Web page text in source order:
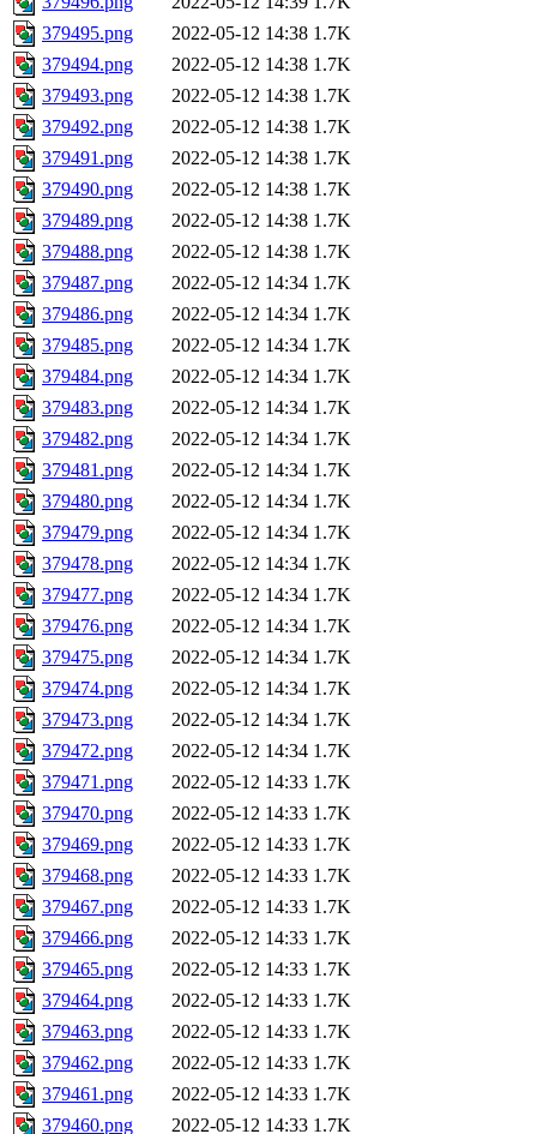
379495.png
2022-05-12 14:38 1.7K
379494.png
2022-05-12 14:38 1.7K
379493.png
2022-05-12 14:38 1.7K
379492.png
2022-05-12 14:38 1.7K
379491.png
2022-05-12 14:38 1.7K
379490.png
2022-05-12 14:38 1.7K
379489.png
2022-05-12 14:38 1.7K
379488.png
2022-05-12 14:38 1.7K
379487.png
2022-05-12 14:34 1.7K
379486.png
2022-05-12 14:34 1.7K
379485.png
2022-05-12 14:34 1.7K
379484.png
2022-05-12 14:34 1.7K
379483.png
2022-05-12 14:34 1.7K
379482.png
2022-05-12 14:34 1.7K
379481.png
2022-05-12 14:34 1.7K
379480.png
2022-05-12 14:34 1.7K
379479.png
2022-05-12 14:34 1.7K
379478.png
2022-05-12 14:34 1.7K
379477.png
2022-05-12 14:34 1.7K
379476.png
2022-05-12 14:34 1.7K
379475.png
2022-05-12 14:34 1.7K
379474.png
2022-05-12 14:34 1.7K
379473.png
2022-05-12 14:34 1.7K
379472.png
2022-05-12 14:34 1.7K
379471.png
2022-05-12 14:33 1.7K
379470.png
2022-05-12 14:33 1.7K
379469.png
2022-05-12 14:33 1.7K
379468.png
2022-05-12 14:33 1.7K
379467.png
2022-05-12 14:33 1.7K
379466.png
2022-05-12 14:33 1.7K
379465.png
2022-05-12 14:33 1.7K
379464.png
2022-05-12 14:33 1.7K
379463.png
2022-05-12 14:33 1.7K
379462.png
2022-05-12 14:33 1.7K
379461.png
2022-05-12 14:33 1.7K
379460.png
2022-05-12 14:33 1.7K